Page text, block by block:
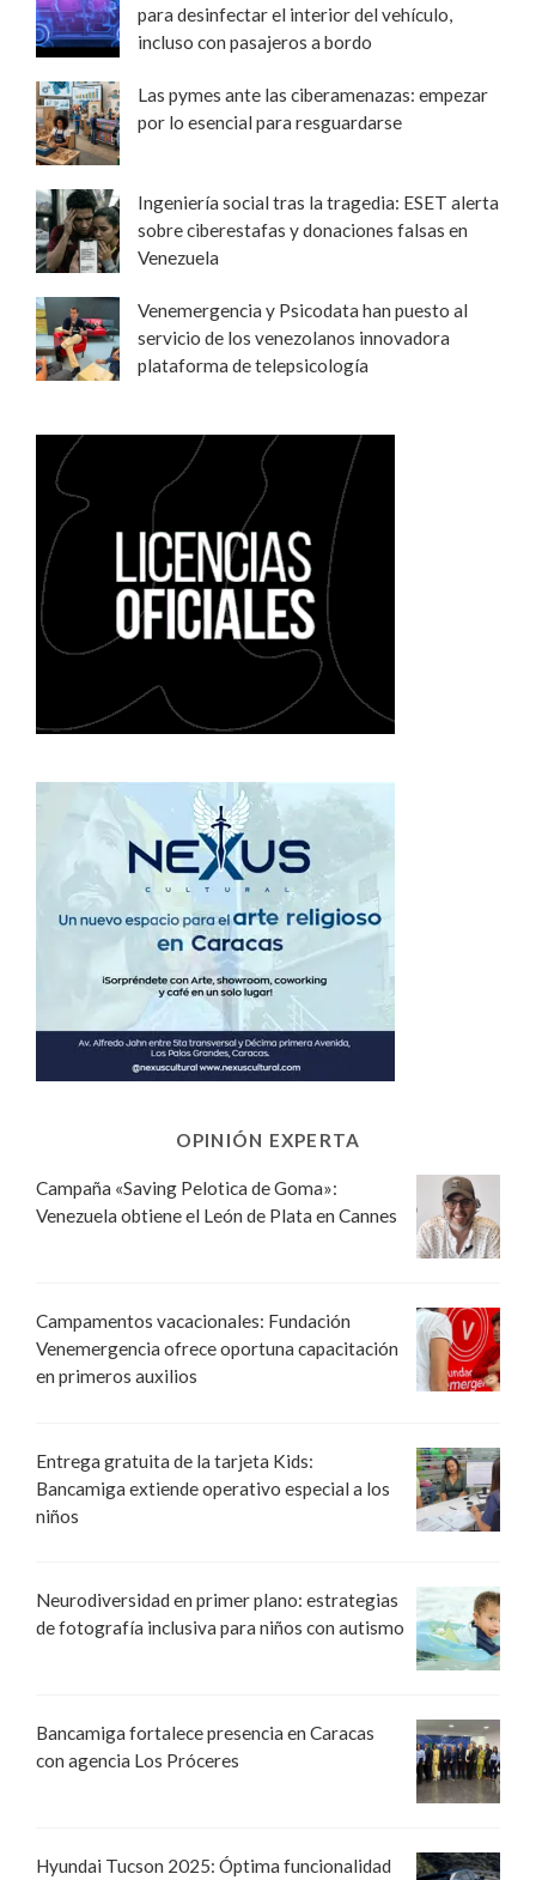
para desinfectar el interior del vehículo,
incluso con pasajeros a bordo
Las pymes ante las ciberamenazas: empezar
por lo esencial para resguardarse
Ingeniería social tras la tragedia: ESET alerta
sobre ciberestafas y donaciones falsas en
Venezuela
Venemergencia y Psicodata han puesto al
servicio de los venezolanos innovadora
plataforma de telepsicología
OPINIÓN EXPERTA
Campaña «Saving Pelotica de Goma»:
Venezuela obtiene el León de Plata en Cannes
Campamentos vacacionales: Fundación
Venemergencia ofrece oportuna capacitación
en primeros auxilios
Entrega gratuita de la tarjeta Kids:
Bancamiga extiende operativo especial a los
niños
Neurodiversidad en primer plano: estrategias
de fotografía inclusiva para niños con autismo
Bancamiga fortalece presencia en Caracas
con agencia Los Próceres
Hyundai Tucson 2025: Óptima funcionalidad